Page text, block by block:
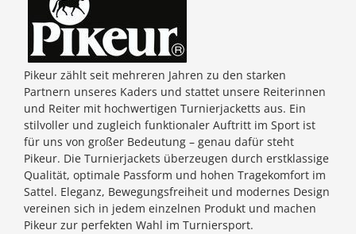
Pikeur zählt seit mehreren Jahren zu den starken
Partnern unseres Kaders und stattet unsere Reiterinnen
und Reiter mit hochwertigen Turnierjacketts aus. Ein
stilvoller und zugleich funktionaler Auftritt im Sport ist
für uns von großer Bedeutung – genau dafür steht
Pikeur. Die Turnierjackets überzeugen durch erstklassige
Qualität, optimale Passform und hohen Tragekomfort im
Sattel. Eleganz, Bewegungsfreiheit und modernes Design
vereinen sich in jedem einzelnen Produkt und machen
Pikeur zur perfekten Wahl im Turniersport.